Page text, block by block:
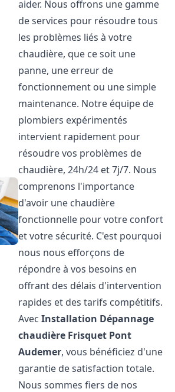
aider. Nous offrons une gamme
de services pour résoudre tous
les problèmes liés à votre
chaudière, que ce soit une
panne, une erreur de
fonctionnement ou une simple
maintenance. Notre équipe de
plombiers expérimentés
intervient rapidement pour
résoudre vos problèmes de
chaudière, 24h/24 et 7j/7. Nous
comprenons l'importance
d'avoir une chaudière
fonctionnelle pour votre confort
et votre sécurité. C'est pourquoi
nous nous efforçons de
répondre à vos besoins en
offrant des délais d'intervention
rapides et des tarifs compétitifs.
AvecInstallation Dépannage
chaudière Frisquet Pont
Audemer, vous bénéficiez d'une
garantie de satisfaction totale.
Nous sommes fiers de nos